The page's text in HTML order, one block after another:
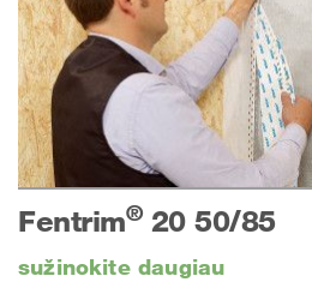
Fentrim®20 50/85
sužinokite daugiau